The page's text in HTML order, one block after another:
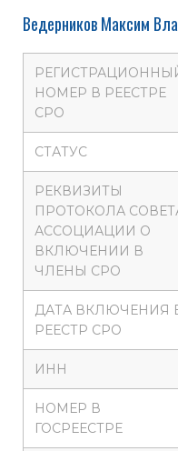
Ведерников Максим
НОМЕР В РЕЕСТРЕ
СРО
СТАТУС
РЕКВИЗИТЫ
ПРОТОКОЛА
АССОЦИАЦИИ О
ВКЛЮЧЕНИИ В
ЧЛЕНЫ СРО
ДАТА ВКЛЮЧЕНИЯ
РЕЕСТР СРО
ИНН
НОМЕР В
ГОСРЕЕСТРЕ